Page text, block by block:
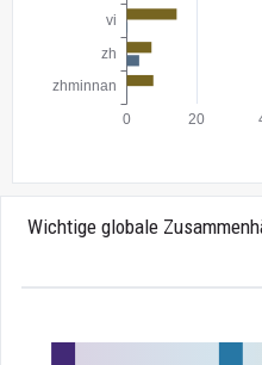
Wichtige globale